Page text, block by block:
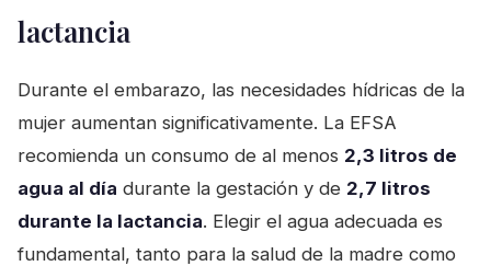
lactancia
Durante el embarazo, las necesidades hídricas de la
mujer aumentan significativamente. La EFSA
recomienda un consumo de al menos 2,3 litros de
agua al día durante la gestación y de 2,7 litros
durante la lactancia. Elegir el agua adecuada es
fundamental, tanto para la salud de la madre como